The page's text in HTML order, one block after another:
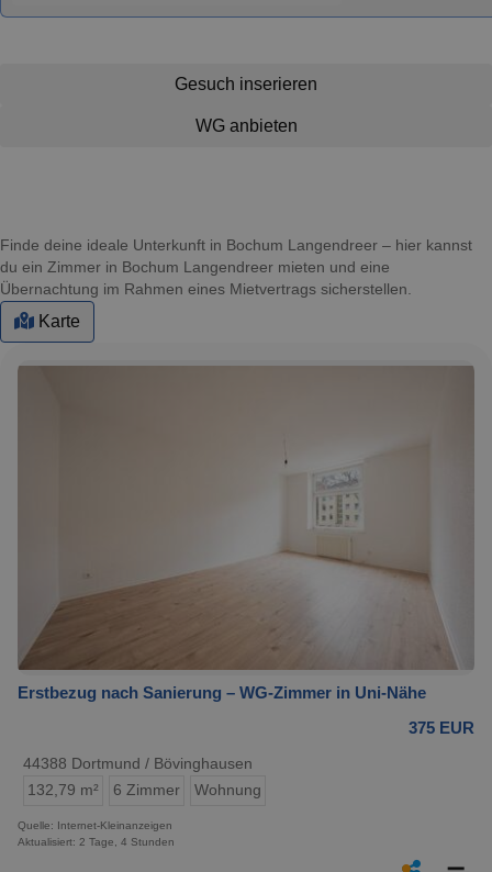
Gesuch inserieren
WG anbieten
Finde deine ideale Unterkunft in Bochum Langendreer – hier kannst
du ein Zimmer in Bochum Langendreer mieten und eine
Übernachtung im Rahmen eines Mietvertrags sicherstellen.
Karte
Erstbezug nach Sanierung – WG-Zimmer in Uni-Nähe
375 EUR
44388 Dortmund / Bövinghausen
132,79 m²
6 Zimmer Wohnung
Quelle: Internet-Kleinanzeigen
Aktualisiert: 2 Tage, 4 Stunden